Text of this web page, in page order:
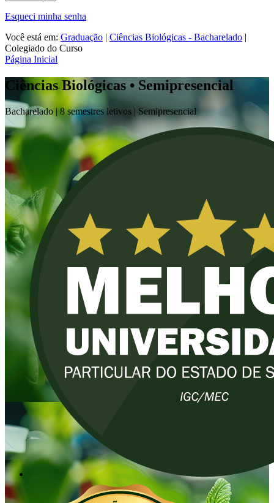
Esqueci minha senha
Você está em: Graduação | Ciências Biológicas - Bacharelado |
Colegiado do Curso
Página Inicial
Ciências Biológicas • Semipresencial
Bacharelado |8 semestres letivos | Semipresencial